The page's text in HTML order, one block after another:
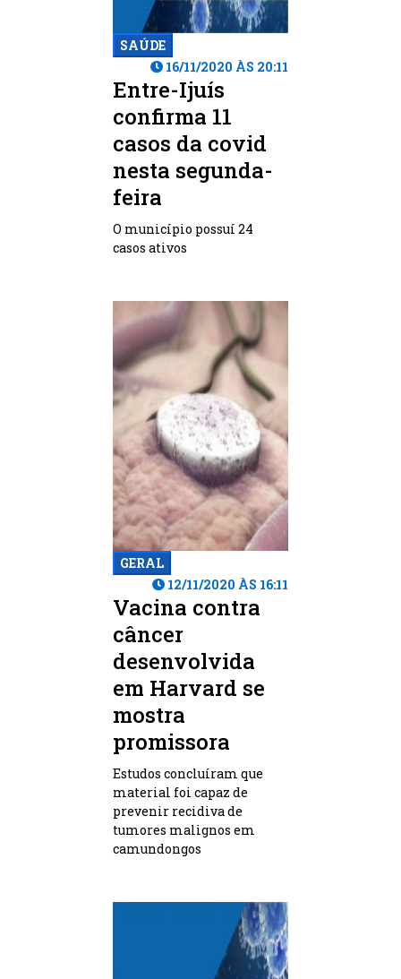
SAÚDE
16/11/2020 ÀS 20:11
Entre-Ijuís
confirma 11
casos da covid
nesta segunda-
feira
O município possuí 24
casos ativos
GERAL
12/11/2020 ÀS 16:11
Vacina contra
câncer
desenvolvida
em Harvard se
mostra
promissora
Estudos concluíram que
material foi capaz de
prevenir recidiva de
tumores malignos em
camundongos